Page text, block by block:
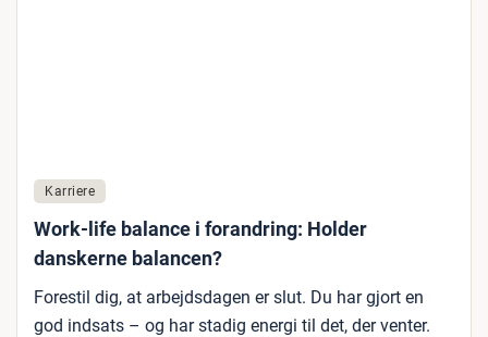
Karriere
Work-life balance i forandring: Holder
danskerne balancen?
Forestil dig, at arbejdsdagen er slut. Du har gjort en
god indsats – og har stadig energi til det, der venter.